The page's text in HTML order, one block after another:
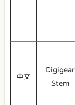
中文
Digigear
Stem